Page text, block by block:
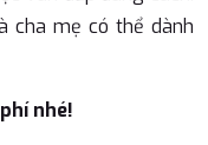
cha mẹ có thể dành
nhé!